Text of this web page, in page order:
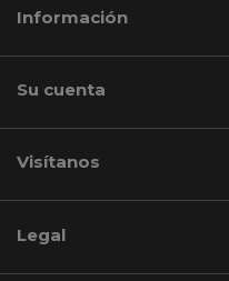
Información
Su cuenta
Visítanos
Legal